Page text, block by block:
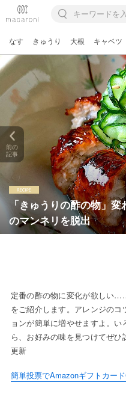
なす きゅうり 大根 キャベツ
「きゅうりの酢の物」
のマンネリを脱出
前の
記事
定番の酢の物に変化が欲しい
をご紹介します。アレンジの
ョンが簡単に増やせますよ。
ら、お好みの味を見つけてぜ
更新
簡単投票でAmazonギフトカード